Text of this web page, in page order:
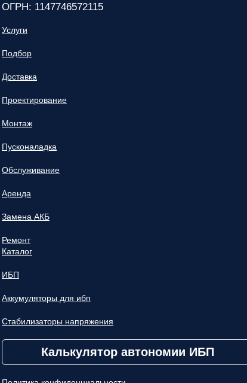
ОГРН: 1147746572115
Услуги
Подбор
Доставка
Проектирование
Монтаж
Пусконаладка
Обслуживание
Аренда
Замена АКБ
Ремонт
Каталог
ИБП
Аккумуляторы для ибп
Стабилизаторы напряжения
Калькулятор автономии ИБП